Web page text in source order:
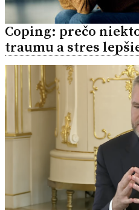
Coping: prečo
traumu a stres